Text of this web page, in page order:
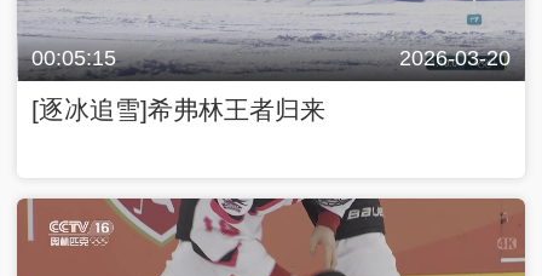
00:05:15 2026-03-20
[逐冰追雪]希弗林王者归来